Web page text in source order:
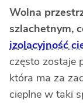
Wolna
szlachetnym,
izolacyjność
często zostaje
która ma za
cieplne w taki